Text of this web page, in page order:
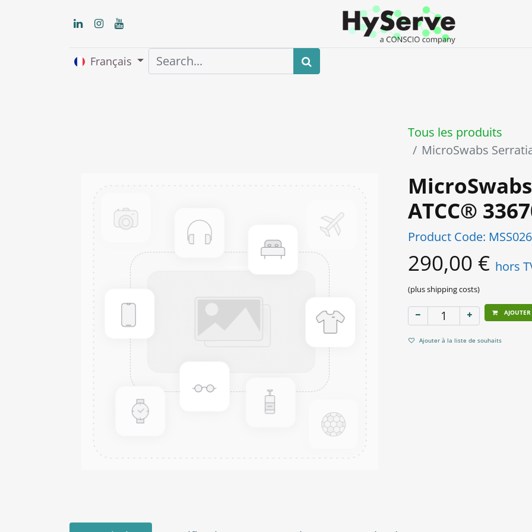
Français
Tous les produits
MicroSwabs
ATCC®
Product Code:
290,00 € hors
(plus shipping costs)
Ajouter à la liste de souhaits